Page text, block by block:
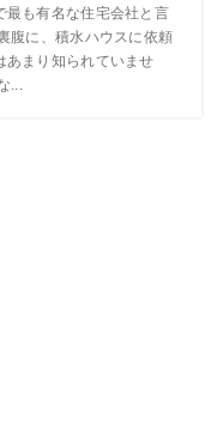
も有名な住宅会社と言
腹に、積水ハウスに依頼
あまり知られていませ
...